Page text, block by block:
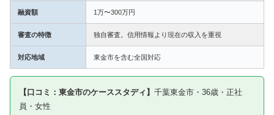
融資額 1万〜300万円
審査の特徴 独自審査。信用情報より現在の収入を重視
対応地域 東金市を含む全国対応
【口コミ：東金市のケーススタディ】 千葉東金市・36歳・正社
員・女性